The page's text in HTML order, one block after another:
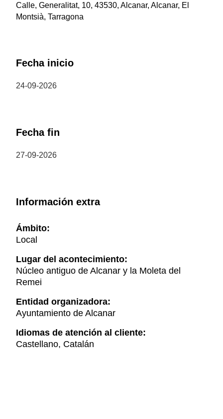
Calle, Generalitat, 10, 43530, Alcanar, Alcanar, El
Montsià, Tarragona
Fecha inicio
24-09-2026
Fecha fin
27-09-2026
Información extra
Ámbito:
Local
Lugar del acontecimiento:
Núcleo antiguo de Alcanar y la Moleta del
Remei
Entidad organizadora:
Ayuntamiento de Alcanar
Idiomas de atención al cliente:
Castellano, Catalán